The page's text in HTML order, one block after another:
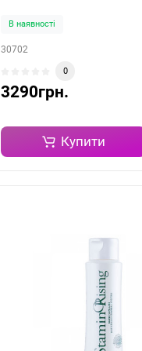
В наявності
30702
0
3290грн.
Купити